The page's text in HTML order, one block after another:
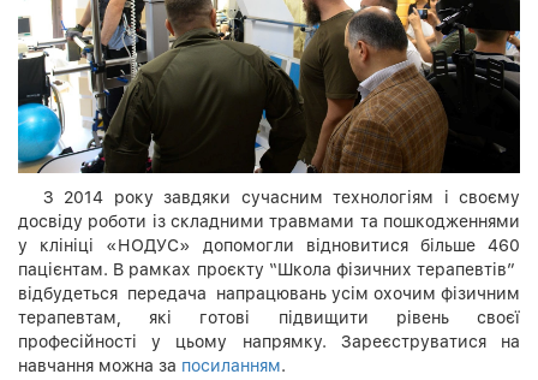
З 2014 року завдяки сучасним технологіям і своєму
досвіду роботи із складними травмами та пошкодженнями
у клініці «НОДУС» допомогли відновитися більше 460
пацієнтам. В рамках проєкту “Школа фізичних терапевтів”
відбудеться передача напрацювань усім охочим фізичним
терапевтам, які готові підвищити рівень своєї
професійності у цьому напрямку. Зареєструватися на
навчання можна за посиланням.